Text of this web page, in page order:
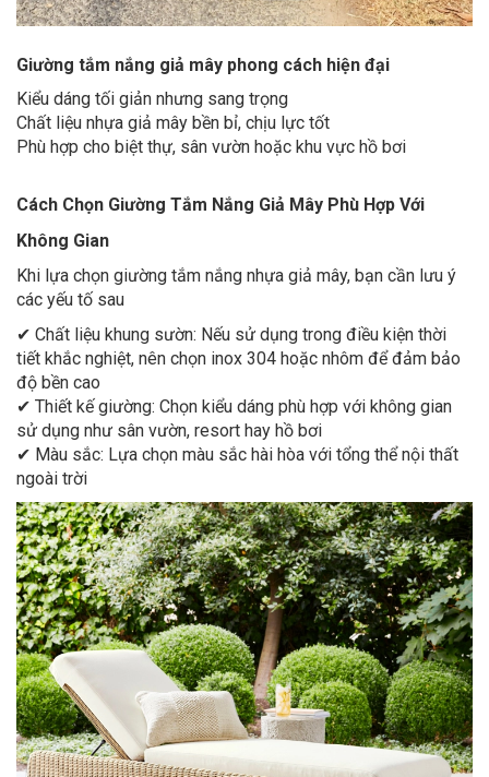
Giường tắm nắng giả mây phong cách hiện đại
Kiểu dáng tối giản nhưng sang trọng
Chất liệu nhựa giả mây bền bỉ, chịu lực tốt
Phù hợp cho biệt thự, sân vườn hoặc khu vực hồ bơi
Cách Chọn Giường Tắm Nắng Giả Mây Phù Hợp Với
Không Gian
Khi lựa chọn giường tắm nắng nhựa giả mây, bạn cần lưu ý
các yếu tố sau
✔ Chất liệu khung sườn: Nếu sử dụng trong điều kiện thời
tiết khắc nghiệt, nên chọn inox 304 hoặc nhôm để đảm bảo
độ bền cao
✔ Thiết kế giường: Chọn kiểu dáng phù hợp với không gian
sử dụng như sân vườn, resort hay hồ bơi
✔ Màu sắc: Lựa chọn màu sắc hài hòa với tổng thể nội thất
ngoài trời